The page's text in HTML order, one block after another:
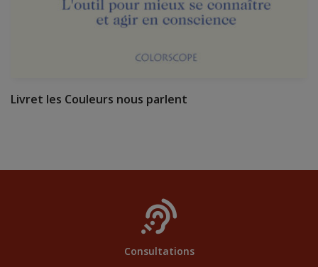
Livret les Couleurs nous parlent
Consultations